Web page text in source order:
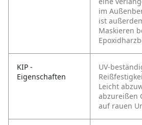
im
ist
Maskieren
KIP -
Eigenschaften
UV-
Leicht
abzureißen
auf rauen